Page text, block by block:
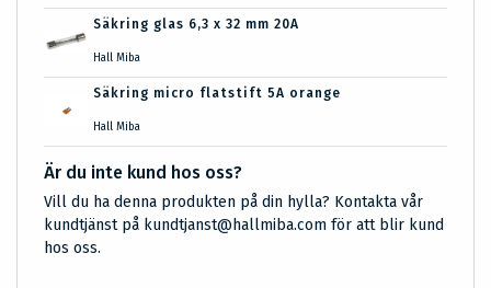
Säkring glas 6,3 x 32 mm 20A
Hall Miba
Säkring micro flatstift 5A orange
Hall Miba
Är du inte kund hos oss?
Vill du ha denna produkten på din hylla? Kontakta vår
kundtjänst på kundtjanst@hallmiba.com för att blir kund
hos oss.